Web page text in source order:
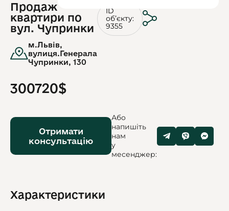
Продаж
квартири по
вул. Чупринки
м.Львів,
вулиця.Генерала
Чупринки, 130
ID
обʼєкту:
9355
300720$
Отримати
консультацію
Або
напишіть
нам
у
месенджер:
Характеристики